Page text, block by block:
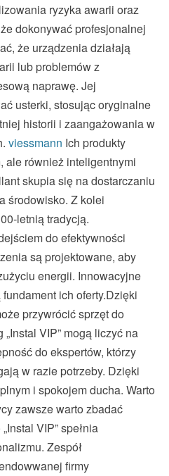
ryzyka awarii oraz
dokonywać profesjonalnej
że urządzenia działają
lub problemów z
naprawę. Jej
usterki, stosując oryginalne
historii i zaangażowania w
viessmann Ich produkty
ale również inteligentnymi
skupia się na dostarczaniu
środowisko. Z kolei
letnią tradycją.
do efektywności
są projektowane, aby
energii. Innowacyjne
ich oferty.Dzięki
przywrócić sprzęt do
VIP” mogą liczyć na
do ekspertów, którzy
w razie potrzeby. Dzięki
i spokojem ducha. Warto
zawsze warto zbadać
VIP” spełnia
Zespół
firmy